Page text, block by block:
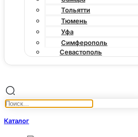
Тольятти
Тюмень
Уфа
Симферополь
Севастополь
Каталог